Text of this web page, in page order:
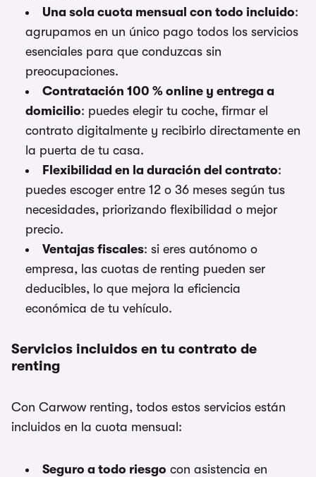
Una sola cuota mensual con todo incluido:
agrupamos en un único pago todos los servicios
esenciales para que conduzcas sin
preocupaciones.
Contratación 100 % online y entrega a
domicilio: puedes elegir tu coche, firmar el
contrato digitalmente y recibirlo directamente en
la puerta de tu casa.
Flexibilidad en la duración del contrato:
puedes escoger entre 12 o 36 meses según tus
necesidades, priorizando flexibilidad o mejor
precio.
Ventajas fiscales: si eres autónomo o
empresa, las cuotas de renting pueden ser
deducibles, lo que mejora la eficiencia
económica de tu vehículo.
Servicios incluidos en tu contrato de
renting
Con Carwow renting, todos estos servicios están
incluidos en la cuota mensual:
Seguro a todo riesgo con asistencia en